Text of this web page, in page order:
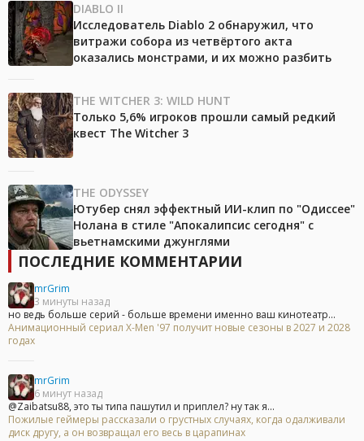
DIABLO II
Исследователь Diablo 2 обнаружил, что
витражи собора из четвёртого акта
оказались монстрами, и их можно разбить
THE WITCHER 3: WILD HUNT
Только 5,6% игроков прошли самый редкий
квест The Witcher 3
THE ODYSSEY
Ютубер снял эффектный ИИ-клип по "Одиссее"
Нолана в стиле "Апокалипсис сегодня" с
вьетнамскими джунглями
ПОСЛЕДНИЕ КОММЕНТАРИИ
mrGrim
3 минуты назад
но ведь больше серий - больше времени именно ваш кинотеатр...
Анимационный сериал X-Men '97 получит новые сезоны в 2027 и 2028
годах
mrGrim
6 минут назад
@Zaibatsu88, это ты типа пашутил и приплел? ну так я...
Пожилые геймеры рассказали о грустных случаях, когда одалживали
диск другу, а он возвращал его весь в царапинах